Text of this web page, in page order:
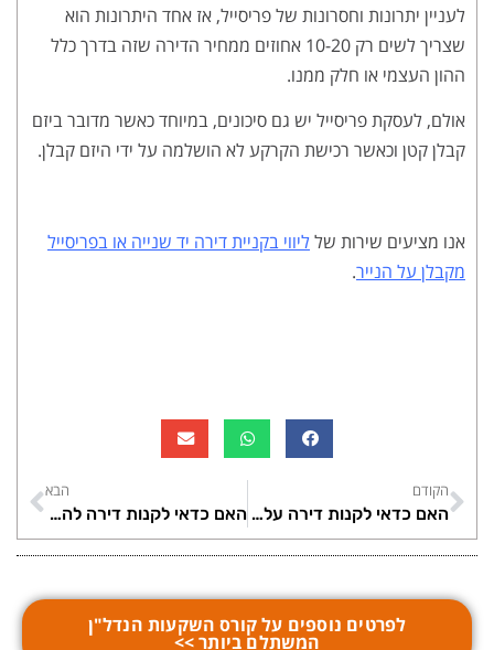
לעניין יתרונות וחסרונות של פריסייל, אז אחד היתרונות הוא
שצריך לשים רק 10-20 אחוזים ממחיר הדירה שזה בדרך כלל
ההון העצמי או חלק ממנו.
אולם, לעסקת פריסייל יש גם סיכונים, במיוחד כאשר מדובר ביזם
קבלן קטן וכאשר רכישת הקרקע לא הושלמה על ידי היזם קבלן.
אנו מציעים שירות שלליווי בקניית דירה יד שנייה או בפריסייל
מקבלן על הנייר.
הקודם
האם כדאי לקנות דירה על הנייר מקבלן
הבא
האם כדאי לקנות דירה להשקעה בינואר 2024
לפרטים נוספים על קורס השקעות הנדל"ן
המשתלם ביותר >>